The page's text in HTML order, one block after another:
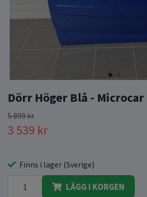
Dörr Höger Blå - Microcar
5 899 kr
3 539 kr
Finns i lager (Sverige)
LÄGG I KORGEN